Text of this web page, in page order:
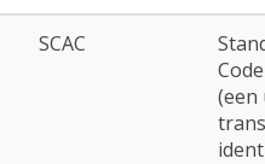
SCAC
Code
(een